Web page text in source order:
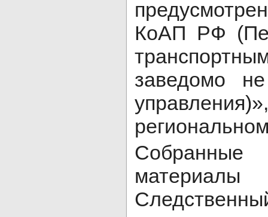
КоАП РФ
заведомо